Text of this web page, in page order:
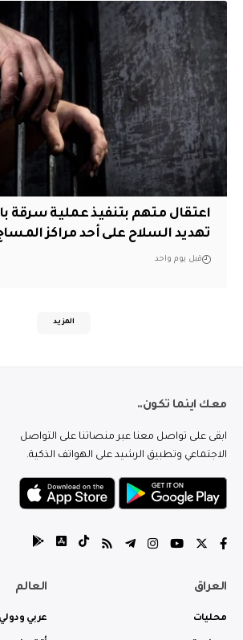
اعتقال متهم بتنفيذ عملية سرقة
تهديد السلاح على أحد مراكز
قبل يوم واحد
المزيد
معك اينما تكون..
ابقى على تواصل معنا عبر منصاتنا على التواصل
الاجتماعي وتطبيق الرشيد على الهواتف الذكية.
العراق
محليات
العالم
عربي ودولي